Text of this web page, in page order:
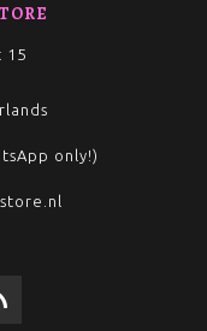
15
only!)